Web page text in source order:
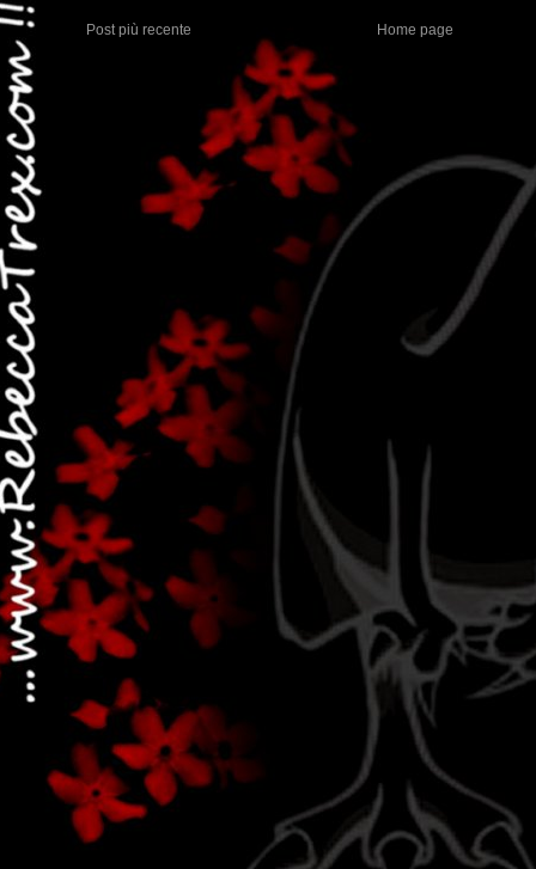
Post più recente Home page